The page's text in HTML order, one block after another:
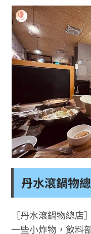
丹水滾鍋物
［丹水滾鍋物總
一些小炸物，飲料